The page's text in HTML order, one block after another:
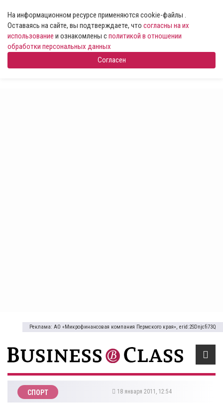
На информационном ресурсе применяются cookie-файлы .
Оставаясь на сайте, вы подтверждаете, что согласны на их
использование и ознакомлены сполитикой в отношении
обработки персональных данных
Согласен
Реклама: АО «Микрофинансовая компания Пермского края», erid:2SDnjcfi73Q
СПОРТ 18 января 2011, 12:54